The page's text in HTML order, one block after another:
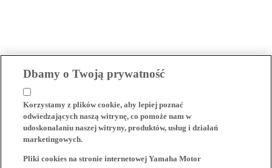
Dbamy o Twoją prywatność
Korzystamy z plików cookie, aby lepiej poznać
odwiedzających naszą witrynę, co pomoże nam w
udoskonalaniu naszej witryny, produktów, usług i działań
marketingowych.
Pliki cookies na stronie internetowej Yamaha Motor